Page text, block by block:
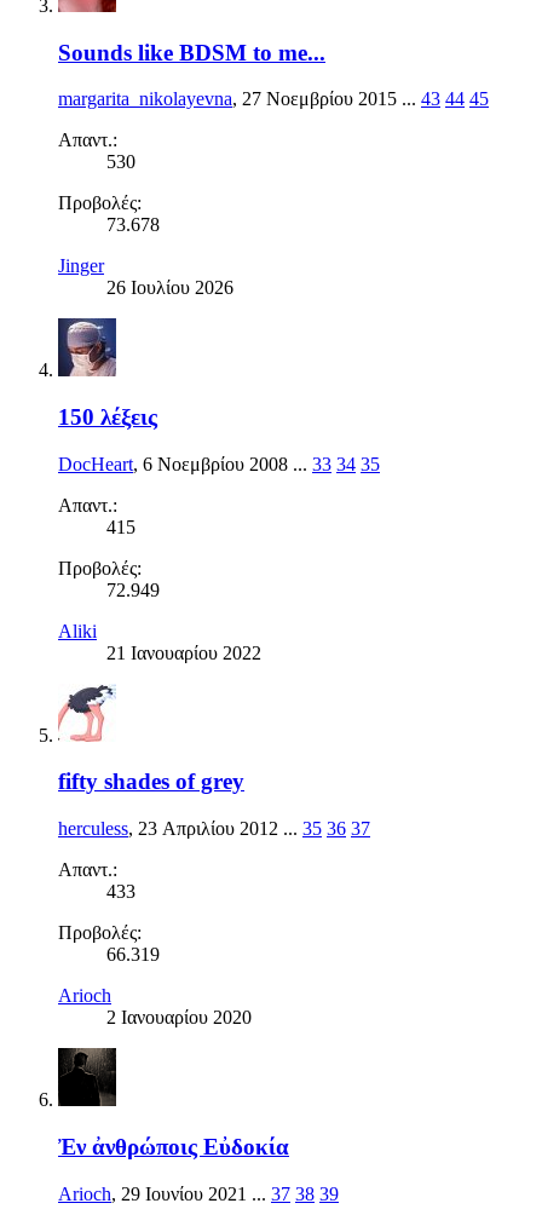
Sounds like BDSM to me...
margarita_nikolayevna, 27 Νοεμβρίου 2015 ... 43 44 45
Απαντ.:
530
Προβολές:
73.678
Jinger
26 Ιουλίου 2026
150 λέξεις
DocHeart, 6 Νοεμβρίου 2008 ... 33 34 35
Απαντ.:
415
Προβολές:
72.949
Aliki
21 Ιανουαρίου 2022
fifty shades of grey
herculess, 23 Απριλίου 2012 ... 35 36 37
Απαντ.:
433
Προβολές:
66.319
Arioch
2 Ιανουαρίου 2020
Ἐν ἀνθρώποις Εὐδοκία
Arioch, 29 Ιουνίου 2021 ... 37 38 39